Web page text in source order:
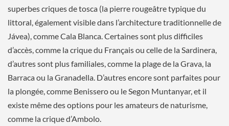
superbes criques de tosca (la pierre rougeâtre typique du
littoral, également visible dans l’architecture traditionnelle de
Jávea), comme Cala Blanca. Certaines sont plus difficiles
d’accès, comme la crique du Français ou celle de la Sardinera,
d’autres sont plus familiales, comme la plage de la Grava, la
Barraca ou la Granadella. D’autres encore sont parfaites pour
la plongée, comme Benissero ou le Segon Muntanyar, et il
existe même des options pour les amateurs de naturisme,
comme la crique d’Ambolo.